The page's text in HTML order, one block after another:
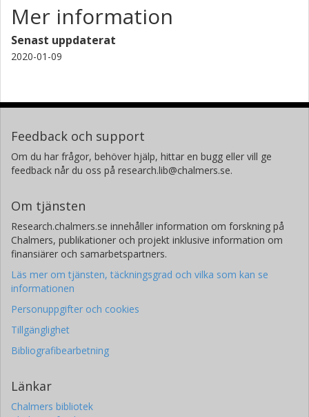
Mer information
Senast uppdaterat
2020-01-09
Feedback och support
Om du har frågor, behöver hjälp, hittar en bugg eller vill ge
feedback når du oss på research.lib@chalmers.se.
Om tjänsten
Research.chalmers.se innehåller information om forskning på
Chalmers, publikationer och projekt inklusive information om
finansiärer och samarbetspartners.
Läs mer om tjänsten, täckningsgrad och vilka som kan se
informationen
Personuppgifter och cookies
Tillgänglighet
Bibliografibearbetning
Länkar
Chalmers bibliotek